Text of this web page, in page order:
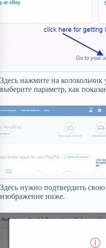
Здесь нажмите на колокольчик
выберите параметр, как
Здесь нужно подтвердить
изображение ниже.